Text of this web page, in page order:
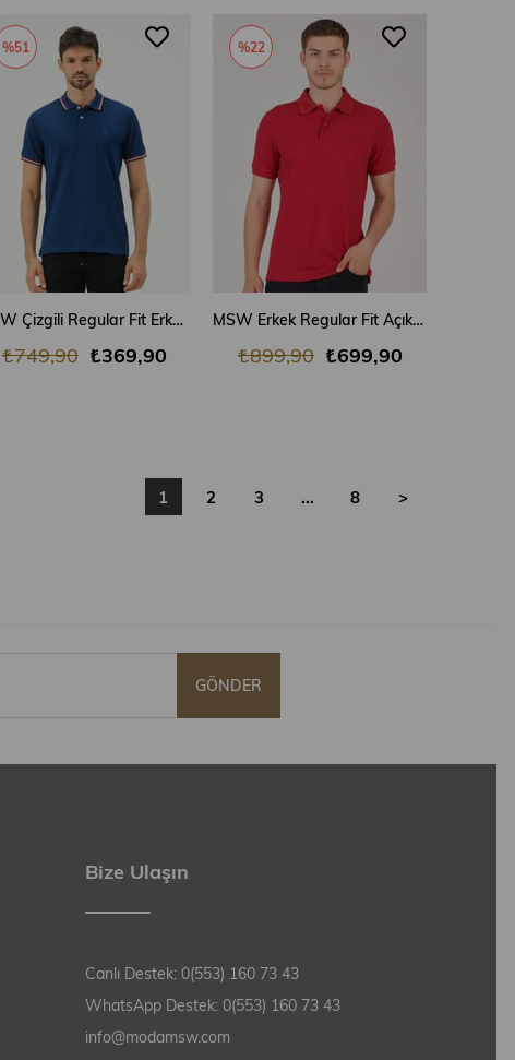
MSW Çizgili Regular Fit Erkek Marin Polo Yaka T-shirt
₺369,90
₺749,90
%51
MSW Erkek Regular Fit Açık Bordo Polo Yaka T-shirt
₺699,90
₺899,90
%22
1 2 3 ... 8 >
GÖNDER
Bize Ulaşın
Canlı Destek: 0(553) 160 73 43
WhatsApp Destek: 0(553) 160 73 43
info@modamsw.com